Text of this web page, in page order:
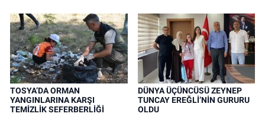
TOSYA’DA ORMAN
YANGINLARINA KARŞI
TEMİZLİK SEFERBERLİĞİ
DÜNYA ÜÇÜNCÜSÜ ZEYNEP
TUNCAY EREĞLİ’NİN GURURU
OLDU